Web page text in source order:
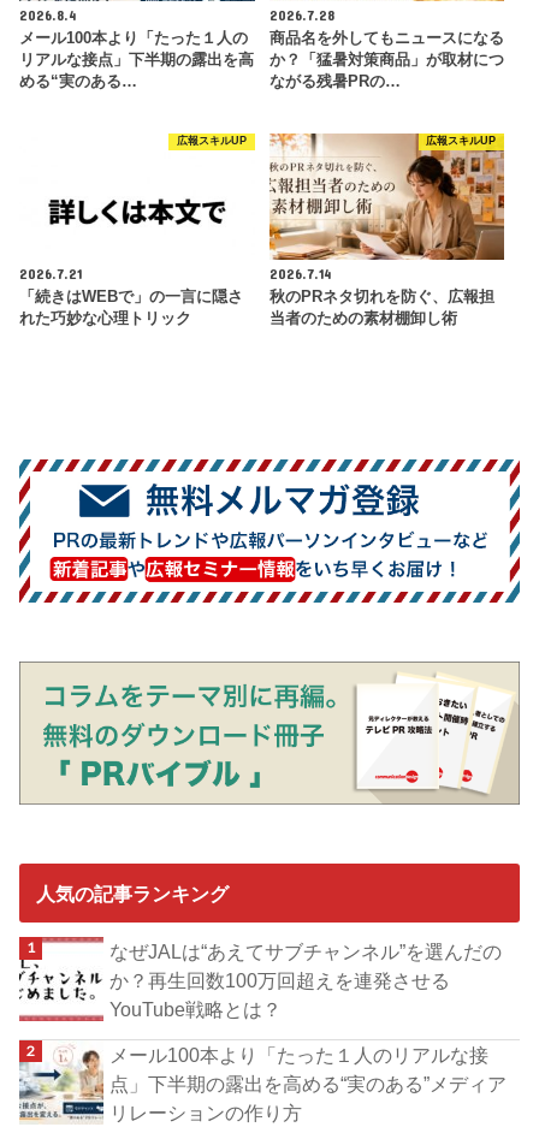
2026.8.4
メール100本より「たった１人の
リアルな接点」下半期の露出を高
める“実のある…
2026.7.28
商品名を外してもニュースになる
か？「猛暑対策商品」が取材につ
ながる残暑PRの…
広報スキルUP
2026.7.21
「続きはWEBで」の一言に隠さ
れた巧妙な心理トリック
広報スキルUP
2026.7.14
秋のPRネタ切れを防ぐ、広報担
当者のための素材棚卸し術
人気の記事ランキング
なぜJALは“あえてサブチャンネル”を選んだの
か？再生回数100万回超えを連発させる
YouTube戦略とは？
メール100本より「たった１人のリアルな接
点」下半期の露出を高める“実のある”メディア
リレーションの作り方